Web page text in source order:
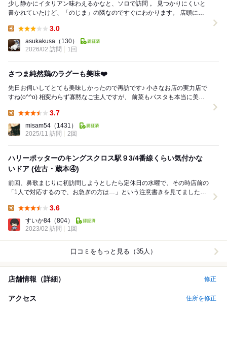
少し静かにイタリアン味わえるかなと、ソロで訪問 。 見つかりにくいと
書かれていたけど、「のじま」の隣なのですぐにわかります。 店頭に
3.0
asukakusa （130）
2026/02 訪問
1回
さつま純然鶏のラグーも美味❤️
先日お伺いしてとても美味しかったので再訪です♪ 小さなお店の実力店で
すね(o^^o) 相変わらず寡黙なご主人ですが、 前菜もパスタも本当に美味
3.7
misam54 （1431）
2025/11 訪問
2回
ハリーポッターのキングスクロス駅９3/4番線くらい気付かな
いドア (佐古・蔵本④)
前回、鼻歌まじりに初訪問しようとしたら定休日の水曜で、その時店前の
「1人で対応するので、お急ぎの方は…」という注意書きを見てました。
3.6
すいか84 （804）
2023/02 訪問
1回
口コミをもっと見る（35人）
店舗情報（詳細） 修正
アクセス 住所を修正